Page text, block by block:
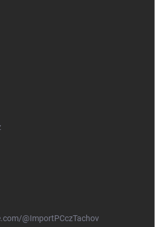
@ImportPCczTachov